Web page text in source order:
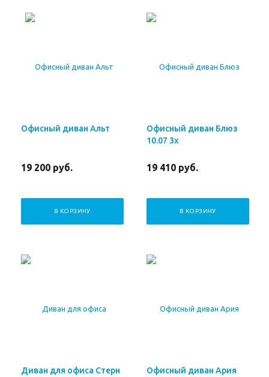
Офисный диван Альт
19 200 руб.
В КОРЗИНУ
Офисный диван Блюз
10.07 3х
19 410 руб.
В КОРЗИНУ
Диван для офиса Стерн
Офисный диван Ария